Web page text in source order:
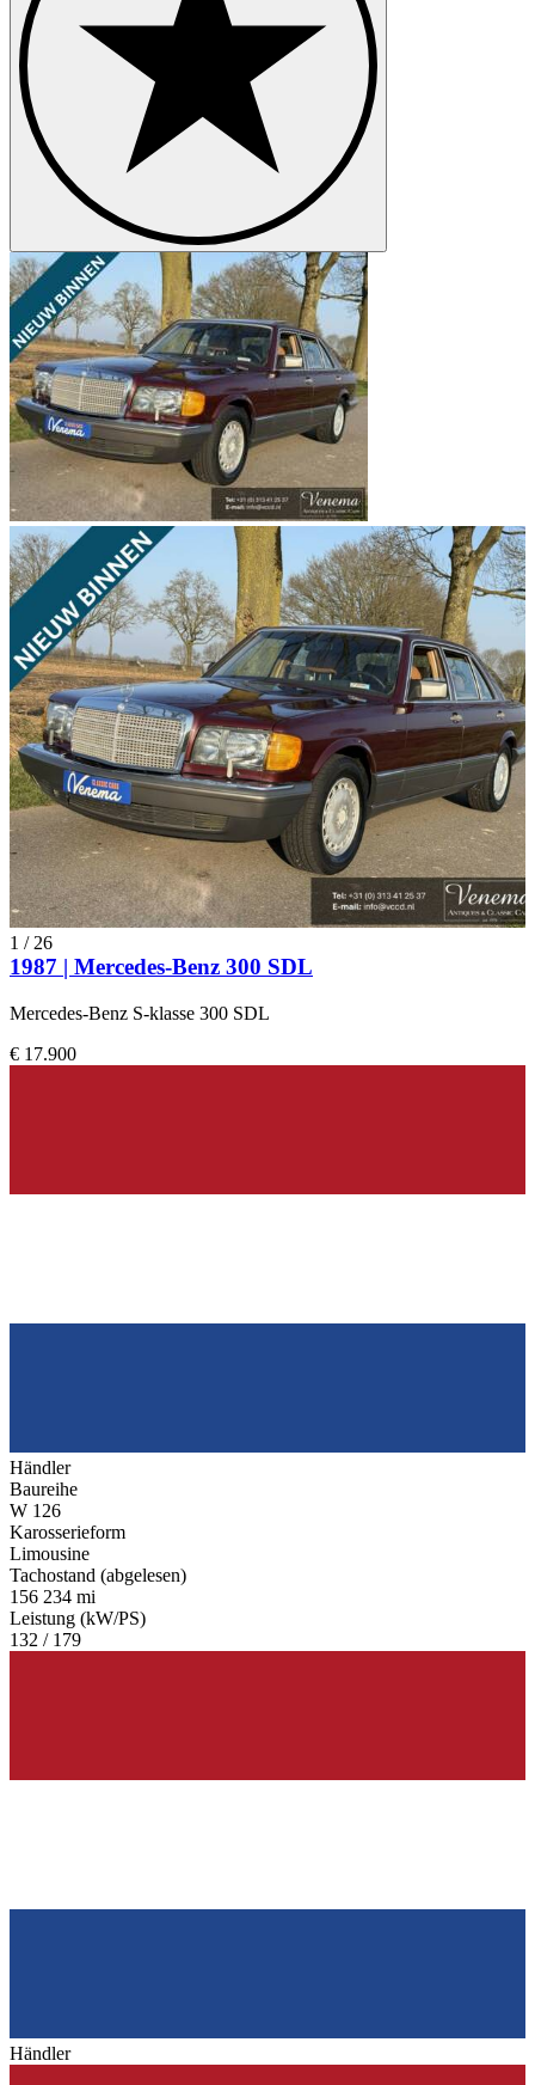
1 / 26
1987 | Mercedes-Benz 300 SDL
Mercedes-Benz S-klasse 300 SDL
€ 17.900
Händler
Baureihe
W 126
Karosserieform
Limousine
Tachostand (abgelesen)
156 234 mi
Leistung (kW/PS)
132 / 179
Händler